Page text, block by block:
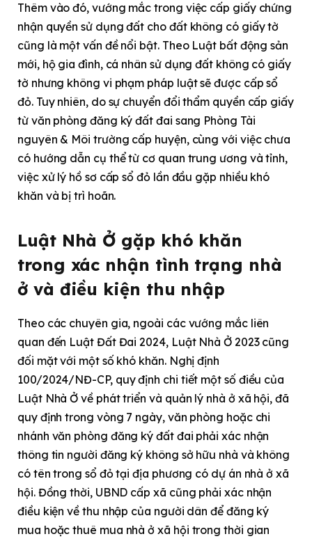
Thêm vào đó, vướng mắc trong việc cấp giấy chứng
nhận quyền sử dụng đất cho đất không có giấy tờ
cũng là một vấn đề nổi bật. Theo Luật bất động sản
mới, hộ gia đình, cá nhân sử dụng đất không có giấy
tờ nhưng không vi phạm pháp luật sẽ được cấp sổ
đỏ. Tuy nhiên, do sự chuyển đổi thẩm quyền cấp giấy
từ văn phòng đăng ký đất đai sang Phòng Tài
nguyên & Môi trường cấp huyện, cùng với việc chưa
có hướng dẫn cụ thể từ cơ quan trung ương và tỉnh,
việc xử lý hồ sơ cấp sổ đỏ lần đầu gặp nhiều khó
khăn và bị trì hoãn.
Luật Nhà Ở gặp khó khăn
trong xác nhận tình trạng nhà
ở và điều kiện thu nhập
Theo các chuyên gia, ngoài các vướng mắc liên
quan đến Luật Đất Đai 2024, Luật Nhà Ở 2023 cũng
đối mặt với một số khó khăn. Nghị định
100/2024/NĐ-CP, quy định chi tiết một số điều của
Luật Nhà Ở về phát triển và quản lý nhà ở xã hội, đã
quy định trong vòng 7 ngày, văn phòng hoặc chi
nhánh văn phòng đăng ký đất đai phải xác nhận
thông tin người đăng ký không sở hữu nhà và không
có tên trong sổ đỏ tại địa phương có dự án nhà ở xã
hội. Đồng thời, UBND cấp xã cũng phải xác nhận
điều kiện về thu nhập của người dân để đăng ký
mua hoặc thuê mua nhà ở xã hội trong thời gian